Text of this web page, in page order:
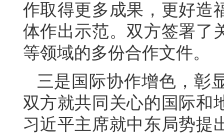
作取得更多成果，更好造
体作出示范。双方签署了
等领域的多份合作文件。
三是国际协作增色，彰
双方就共同关心的国际和
习近平主席就中东局势提